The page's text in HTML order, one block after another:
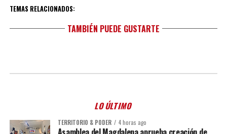
TEMAS RELACIONADOS:
TAMBIÉN PUEDE GUSTARTE
LO ÚLTIMO
TERRITORIO & PODER 4 horas ago